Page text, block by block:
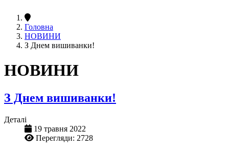
Головна
НОВИНИ
З Днем вишиванки!
НОВИНИ
З Днем вишиванки!
Деталі
19 травня 2022
Перегляди: 2728